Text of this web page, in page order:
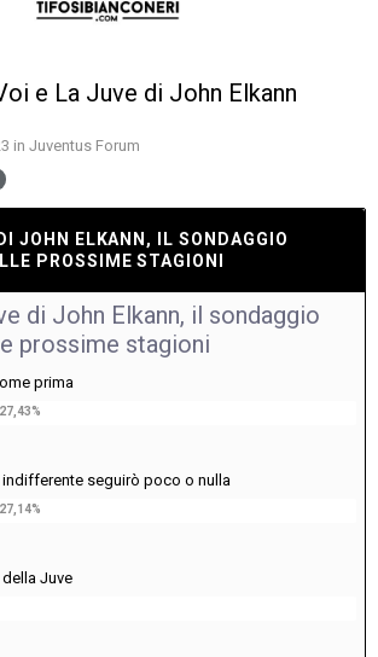
e La Juve di John Elkann
in Juventus Forum
JOHN ELKANN, IL SONDAGGIO
PROSSIME STAGIONI
di John Elkann, il sondaggio
prossime stagioni
prima
seguirò poco o nulla
Juve